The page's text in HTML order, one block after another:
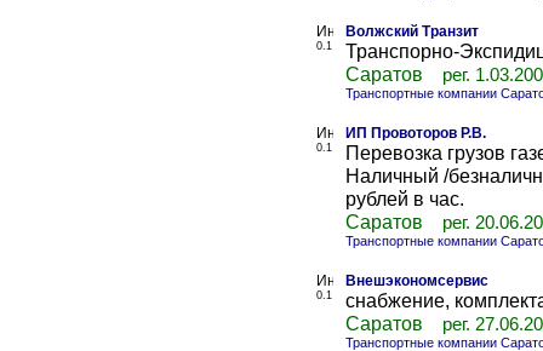
0.1
Волжский Транзит
Транспорно-
Саратов
рег.
Транспортные компании
0.1
ИП Провоторов Р.В.
Перевозка грузов
Наличный /
рублей в час.
Саратов
рег.
Транспортные компании
0.1
Внешэкономсервис
снабжение,
Саратов
рег.
Транспортные компании